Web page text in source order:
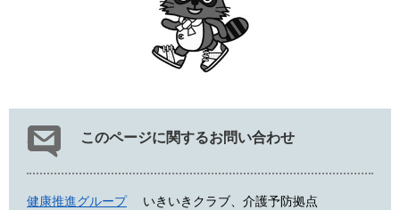
このページに関するお問い合わせ
健康推進グループ
いきいきクラブ、介護予防拠点